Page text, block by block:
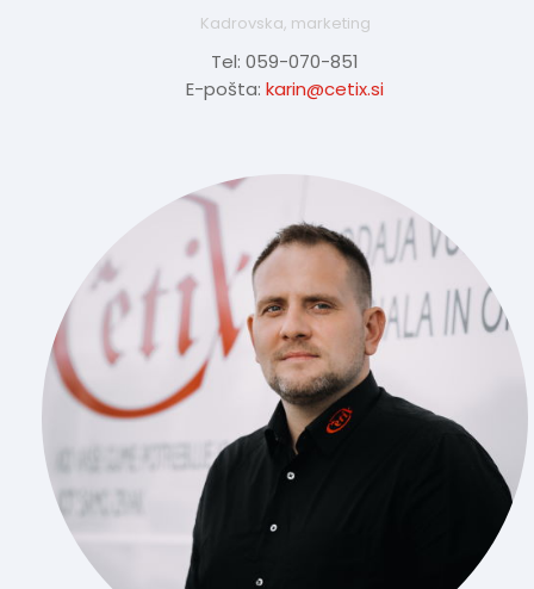
Kadrovska, marketing
Tel: 059-070-851
E-pošta: karin@cetix.si